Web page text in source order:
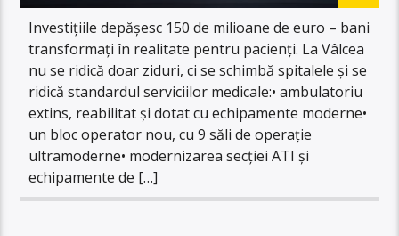
Investițiile depășesc 150 de milioane de euro – bani
transformați în realitate pentru pacienți. La Vâlcea
nu se ridică doar ziduri, ci se schimbă spitalele și se
ridică standardul serviciilor medicale:• ambulatoriu
extins, reabilitat și dotat cu echipamente moderne•
un bloc operator nou, cu 9 săli de operație
ultramoderne• modernizarea secției ATI și
echipamente de […]